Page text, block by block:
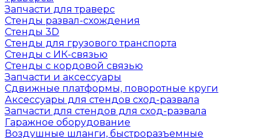
Запчасти для траверс
Стенды развал-схождения
Стенды 3D
Стенды для грузового транспорта
Стенды с ИК-связью
Стенды с кордовой связью
Запчасти и аксессуары
Сдвижные платформы, поворотные круги
Аксессуары для стендов сход-развала
Запчасти для стендов для сход-развала
Гаражное оборудование
Воздушные шланги, быстроразъемные